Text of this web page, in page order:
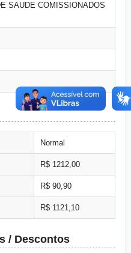
SAUDE COMISSIONADOS
Normal
R$ 1212,00
R$ 90,90
R$ 1121,10
/ Descontos